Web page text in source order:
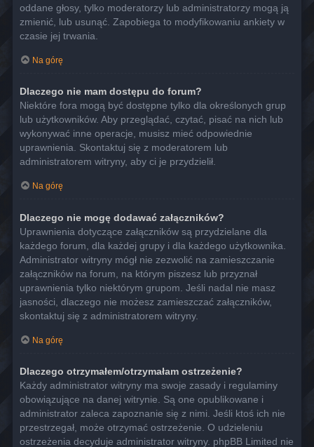
oddane głosy, tylko moderatorzy lub administratorzy mogą ją
zmienić, lub usunąć. Zapobiega to modyfikowaniu ankiety w
czasie jej trwania.
Na górę
Dlaczego nie mam dostępu do forum?
Niektóre fora mogą być dostępne tylko dla określonych grup
lub użytkowników. Aby przeglądać, czytać, pisać na nich lub
wykonywać inne operacje, musisz mieć odpowiednie
uprawnienia. Skontaktuj się z moderatorem lub
administratorem witryny, aby ci je przydzielił.
Na górę
Dlaczego nie mogę dodawać załączników?
Uprawnienia dotyczące załączników są przydzielane dla
każdego forum, dla każdej grupy i dla każdego użytkownika.
Administrator witryny mógł nie zezwolić na zamieszczanie
załączników na forum, na którym piszesz lub przyznał
uprawnienia tylko niektórym grupom. Jeśli nadal nie masz
jasności, dlaczego nie możesz zamieszczać załączników,
skontaktuj się z administratorem witryny.
Na górę
Dlaczego otrzymałem/otrzymałam ostrzeżenie?
Każdy administrator witryny ma swoje zasady i regulaminy
obowiązujące na danej witrynie. Są one opublikowane i
administrator zaleca zapoznanie się z nimi. Jeśli ktoś ich nie
przestrzegał, może otrzymać ostrzeżenie. O udzieleniu
ostrzeżenia decyduje administrator witryny. phpBB Limited nie